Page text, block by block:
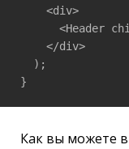
    <div>
<Header
    </div>
  );
}
Как вы можете